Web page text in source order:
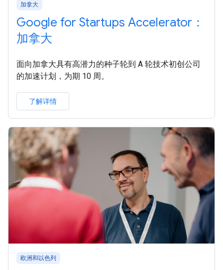
加拿大
Google for Startups Accelerator：
加拿大
面向加拿大具有高潜力的种子轮到 A 轮技术初创公司
的加速计划，为期 10 周。
了解详情
欧洲和以色列